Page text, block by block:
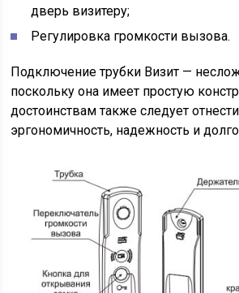
дверь визитеру;
Регулировка громкости вызова.
Подключение трубки Визит —
поскольку она имеет простую
достоинствам также следует
эргономичность, надежность и